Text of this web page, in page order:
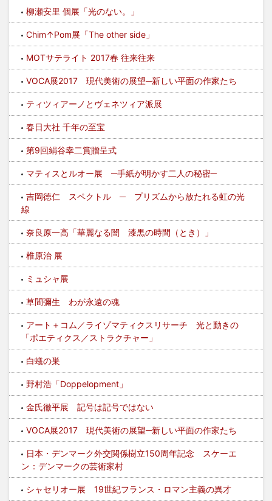
柳瀬安里 個展「光のない。」
Chim↑Pom展「The other side」
MOTサテライト 2017春 往来往来
VOCA展2017 現代美術の展望─新しい平面の作家たち
ティツィアーノとヴェネツィア派展
春日大社 千年の至宝
第9回絹谷幸二賞贈呈式
マティスとルオー展 ─手紙が明かす二人の秘密─
吉岡徳仁 スペクトル ─ プリズムから放たれる虹の光
線
奈良原一高「華麗なる闇 漆黒の時間（とき）」
椎原治 展
ミュシャ展
草間彌生 わが永遠の魂
アート＋コム／ライゾマティクスリサーチ 光と動きの
「ポエティクス／ストラクチャー」
白蟻の巣
野村浩「Doppelopment」
金氏徹平展 記号は記号ではない
VOCA展2017 現代美術の展望─新しい平面の作家たち
日本・デンマーク外交関係樹立150周年記念 スケーエ
ン：デンマークの芸術家村
シャセリオー展 19世紀フランス・ロマン主義の異才